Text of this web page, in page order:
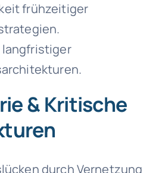
frühzeitiger
& Kritische
durch Vernetzung